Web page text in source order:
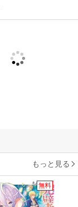
もっと見る
無料